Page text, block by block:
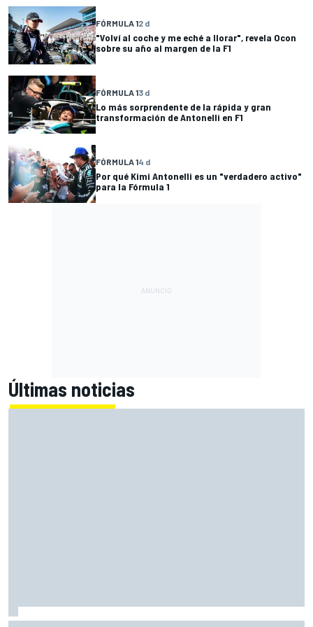
FÓRMULA 12 d
"Volví al coche y me eché a llorar", revela Ocon
sobre su año al margen de la F1
FÓRMULA 13 d
Lo más sorprendente de la rápida y gran
transformación de Antonelli en F1
FÓRMULA 14 d
Por qué Kimi Antonelli es un "verdadero activo"
para la Fórmula 1
Últimas noticias